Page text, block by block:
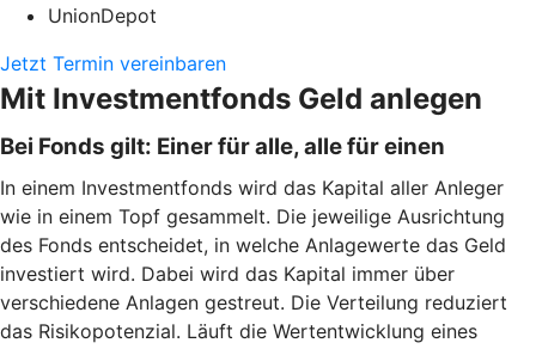
UnionDepot
Jetzt Termin vereinbaren
Mit Investmentfonds Geld anlegen
Bei Fonds gilt: Einer für alle, alle für einen
In einem Investmentfonds wird das Kapital aller Anleger
wie in einem Topf gesammelt. Die jeweilige Ausrichtung
des Fonds entscheidet, in welche Anlagewerte das Geld
investiert wird. Dabei wird das Kapital immer über
verschiedene Anlagen gestreut. Die Verteilung reduziert
das Risikopotenzial. Läuft die Wertentwicklung eines